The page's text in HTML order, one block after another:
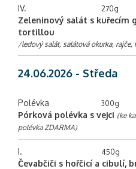
IV. 270g
Zeleninový salát s kuřecím
tortillou
/ledový salát, salátová okurka, rajče,
24.06.2026 - Středa
Polévka 300g
Pórková polévka s vejci (ke
polévka ZDARMA)
I. 450g
Čevabčiči s hořčicí a cibulí,